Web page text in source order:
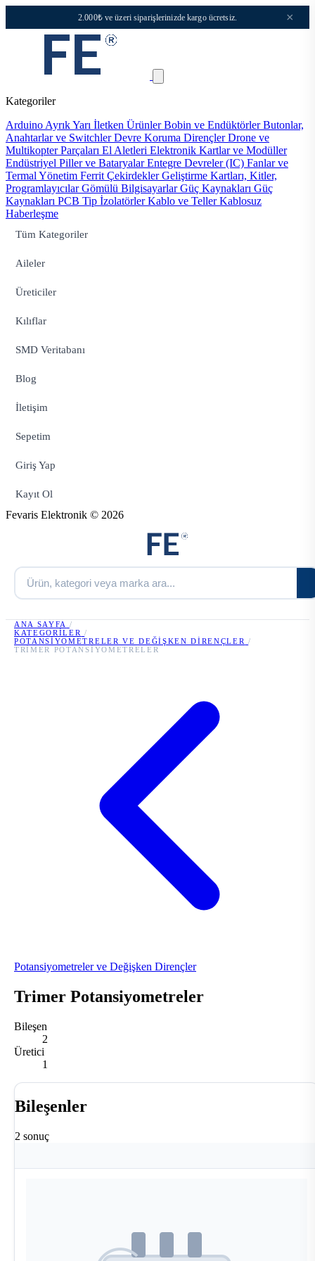
2.000₺ ve üzeri siparişlerinizde kargo ücretsiz. ×
Kategoriler
Arduino Ayrık Yarı İletken ÜrünlerBobin ve EndüktörlerButonlar,
Anahtarlar ve SwitchlerDevre Koruma DirençlerDrone ve
Multikopter Parçaları El Aletleri Elektronik Kartlar ve Modüller
Endüstriyel Piller ve BataryalarEntegre Devreler (IC) Fanlar ve
Termal Yönetim Ferrit ÇekirdeklerGeliştirme Kartları, Kitler,
ProgramlayıcılarGömülü BilgisayarlarGüç Kaynakları Güç
Kaynakları PCB Tip İzolatörlerKablo ve TellerKablosuz
Haberleşme
Tüm Kategoriler
Aileler
Üreticiler
Kılıflar
SMD Veritabanı
Blog
İletişim
Sepetim
Giriş Yap
Kayıt Ol
Fevaris Elektronik © 2026
ANA SAYFA /
KATEGORILER /
POTANSIYOMETRELER VE DEĞIŞKEN DIRENÇLER
/
TRIMER POTANSIYOMETRELER
Potansiyometreler ve Değişken Dirençler
Trimer Potansiyometreler
Bileşen
2
Üretici
1
Bileşenler
2 sonuç